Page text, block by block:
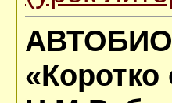
«Коротко